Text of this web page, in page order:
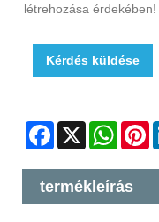
létrehozása érdekében!
Kérdés küldése
Facebook
X
termékleírás